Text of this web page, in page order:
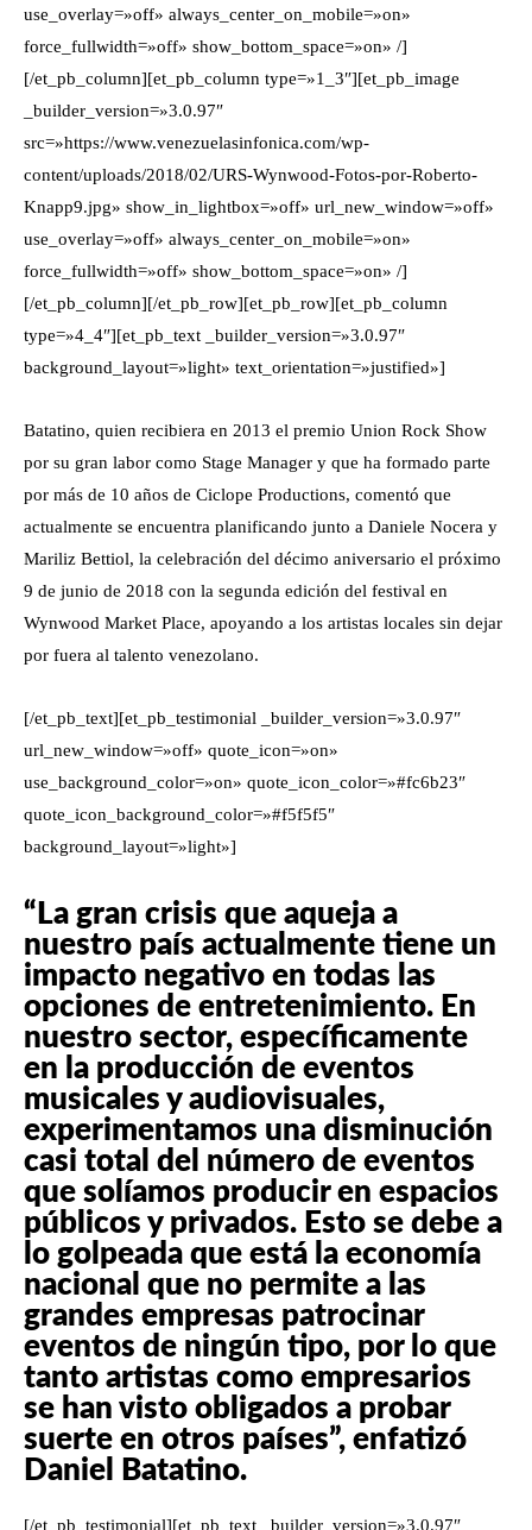
use_overlay=»off» always_center_on_mobile=»on»
force_fullwidth=»off» show_bottom_space=»on» /]
[/et_pb_column][et_pb_column type=»1_3″][et_pb_image
_builder_version=»3.0.97″
src=»https://www.venezuelasinfonica.com/wp-
content/uploads/2018/02/URS-Wynwood-Fotos-por-Roberto-
Knapp9.jpg» show_in_lightbox=»off» url_new_window=»off»
use_overlay=»off» always_center_on_mobile=»on»
force_fullwidth=»off» show_bottom_space=»on» /]
[/et_pb_column][/et_pb_row][et_pb_row][et_pb_column
type=»4_4″][et_pb_text _builder_version=»3.0.97″
background_layout=»light» text_orientation=»justified»]
Batatino, quien recibiera en 2013 el premio Union Rock Show
por su gran labor como Stage Manager y que ha formado parte
por más de 10 años de Ciclope Productions, comentó que
actualmente se encuentra planificando junto a Daniele Nocera y
Mariliz Bettiol, la celebración del décimo aniversario el próximo
9 de junio de 2018 con la segunda edición del festival en
Wynwood Market Place, apoyando a los artistas locales sin dejar
por fuera al talento venezolano.
[/et_pb_text][et_pb_testimonial _builder_version=»3.0.97″
url_new_window=»off» quote_icon=»on»
use_background_color=»on» quote_icon_color=»#fc6b23″
quote_icon_background_color=»#f5f5f5″
background_layout=»light»]
“La gran crisis que aqueja a
nuestro país actualmente tiene un
impacto negativo en todas las
opciones de entretenimiento. En
nuestro sector, específicamente
en la producción de eventos
musicales y audiovisuales,
experimentamos una disminución
casi total del número de eventos
que solíamos producir en espacios
públicos y privados. Esto se debe a
lo golpeada que está la economía
nacional que no permite a las
grandes empresas patrocinar
eventos de ningún tipo, por lo que
tanto artistas como empresarios
se han visto obligados a probar
suerte en otros países”, enfatizó
Daniel Batatino.
[/et_pb_testimonial][et_pb_text _builder_version=»3.0.97″